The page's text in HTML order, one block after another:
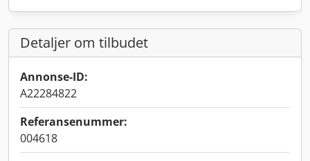
Detaljer om tilbudet
Annonse-ID:
A22284822
Referansenummer:
004618